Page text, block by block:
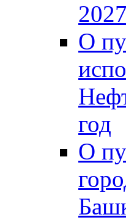
О
год
О